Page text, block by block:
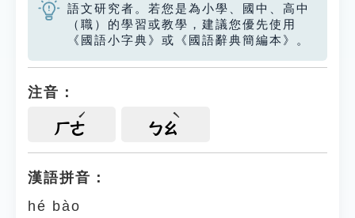
語文研究者。若您是為小學、國中、高中
（職）的學習或教學，建議您優先使用
《國語小字典》或《國語辭典簡編本》。
注音：
ㄏㄜ ㄅㄠ
漢語拼音：
hé bào